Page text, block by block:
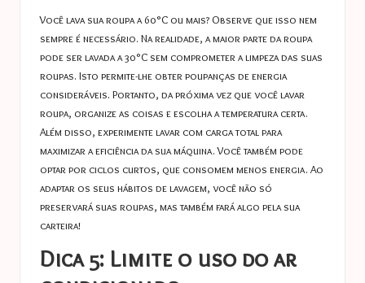
Você lava sua roupa a 60°C ou mais? Observe que isso nem
sempre é necessário. Na realidade, a maior parte da roupa
pode ser lavada a 30°C sem comprometer a limpeza das suas
roupas. Isto permite-lhe obter poupanças de energia
consideráveis. Portanto, da próxima vez que você lavar
roupa, organize as coisas e escolha a temperatura certa.
Além disso, experimente lavar com carga total para
maximizar a eficiência da sua máquina. Você também pode
optar por ciclos curtos, que consomem menos energia. Ao
adaptar os seus hábitos de lavagem, você não só
preservará suas roupas, mas também fará algo pela sua
carteira!
Dica 5: Limite o uso do ar